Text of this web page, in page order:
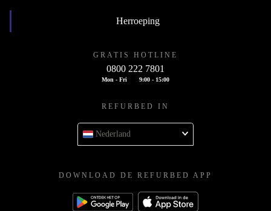
Herroeping
GRATIS HOTLINE
0800 222 7801
Mon - Fri 9:00 - 15:00
REFURBED IN
Nederland
DOWNLOAD DE REFURBED APP